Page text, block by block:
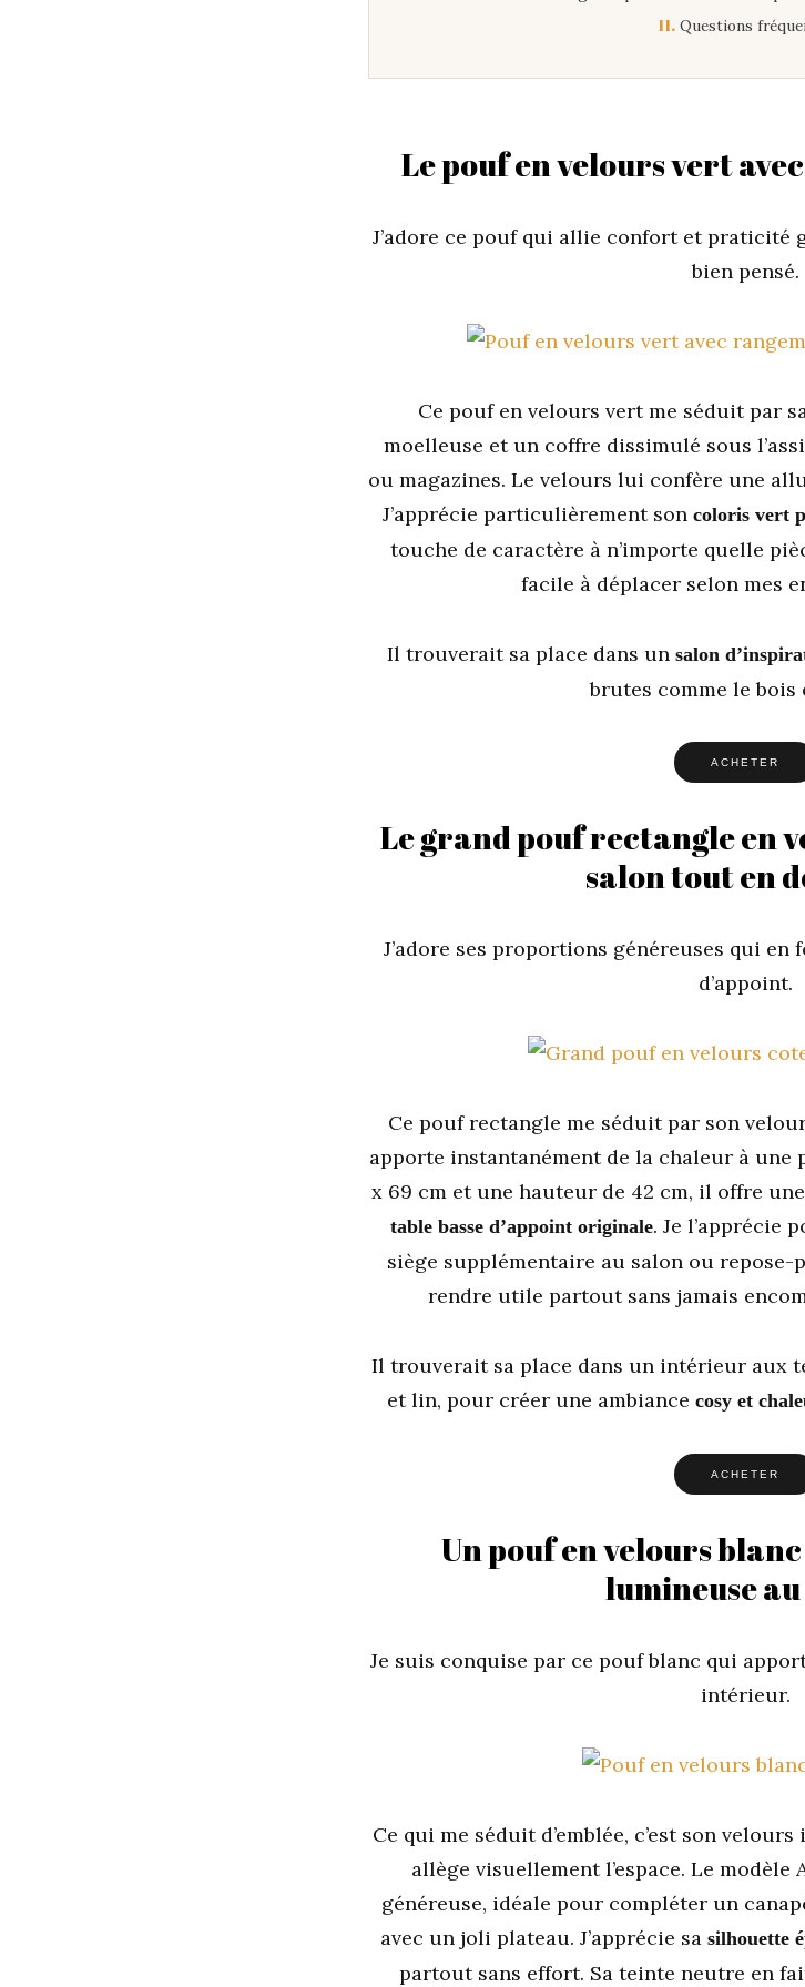
11.Questions
Le pouf en velours vert
J’adore ce pouf qui allie confort et praticité
bien pensé.
Ce pouf en velours vert me séduit par
moelleuse et un coffre dissimulé sous
ou magazines. Le velours lui confère une
J’apprécie particulièrement son coloris vert
touche de caractère à n’importe quelle
facile à déplacer selon mes
Il trouverait sa place dans un salon
brutes comme le bois
ACHETER
Le grand pouf rectangle en
salon tout en
J’adore ses proportions généreuses qui
d’appoint.
Ce pouf rectangle me séduit par son
apporte instantanément de la chaleur à une
x 69 cm et une hauteur de 42 cm, il offre
table basse d’appoint originale. Je l’apprécie
siège supplémentaire au salon ou repose-
rendre utile partout sans jamais
Il trouverait sa place dans un intérieur aux
et lin, pour créer une ambiance cosy et
ACHETER
Un pouf en velours
lumineuse
Je suis conquise par ce pouf blanc qui
intérieur.
Ce qui me séduit d’emblée, c’est son
allège visuellement l’espace. Le
généreuse, idéale pour compléter un
avec un joli plateau. J’apprécie sa silhouette
partout sans effort. Sa teinte neutre en